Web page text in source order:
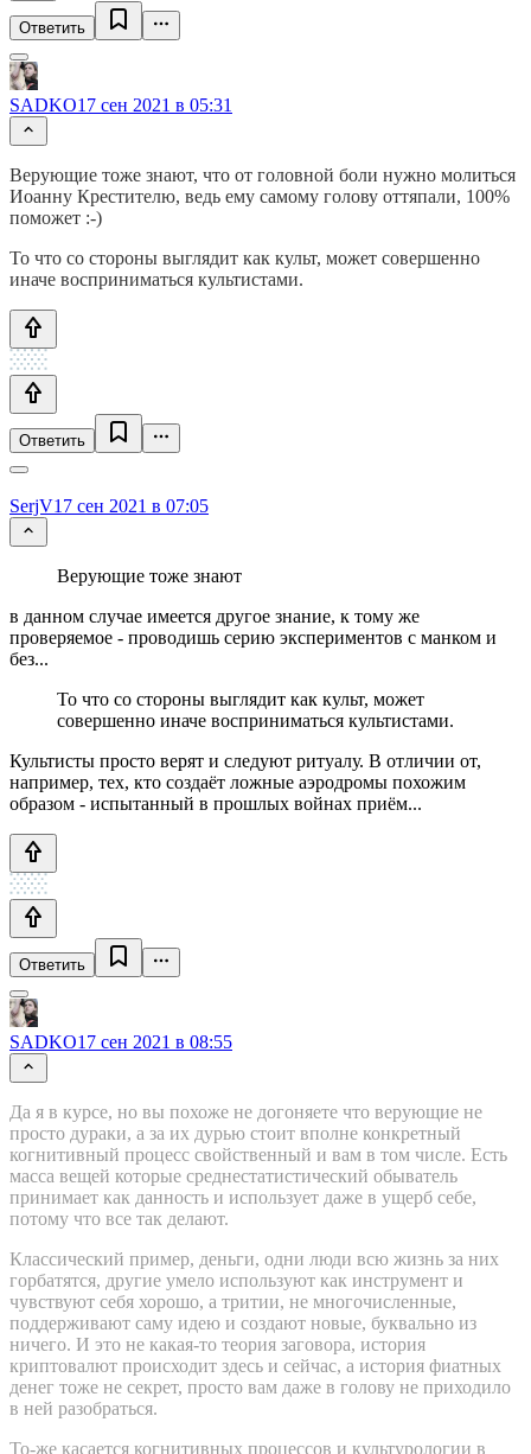
Ответить
SADKO17 сен 2021 в 05:31
Верующие тоже знают, что от головной боли нужно молиться
Иоанну Крестителю, ведь ему самому голову оттяпали, 100%
поможет :-)
То что со стороны выглядит как культ, может совершенно
иначе восприниматься культистами.
Ответить
SerjV17 сен 2021 в 07:05
Верующие тоже знают
в данном случае имеется другое знание, к тому же
проверяемое - проводишь серию экспериментов с манком и
без...
То что со стороны выглядит как культ, может
совершенно иначе восприниматься культистами.
Культисты просто верят и следуют ритуалу. В отличии от,
например, тех, кто создаёт ложные аэродромы похожим
образом - испытанный в прошлых войнах приём...
Ответить
SADKO17 сен 2021 в 08:55
Да я в курсе, но вы похоже не догоняете что верующие не
просто дураки, а за их дурью стоит вполне конкретный
когнитивный процесс свойственный и вам в том числе. Есть
масса вещей которые среднестатистический обыватель
принимает как данность и использует даже в ущерб себе,
потому что все так делают.
Классический пример, деньги, одни люди всю жизнь за них
горбатятся, другие умело используют как инструмент и
чувствуют себя хорошо, а тритии, не многочисленные,
поддерживают саму идею и создают новые, буквально из
ничего. И это не какая-то теория заговора, история
криптовалют происходит здесь и сейчас, а история фиатных
денег тоже не секрет, просто вам даже в голову не приходило
в ней разобраться.
То-же касается когнитивных процессов и культурологии в